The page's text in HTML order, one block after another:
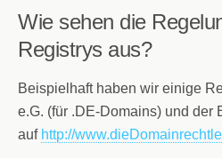
Wie sehen die
Registrys aus?
Beispielhaft haben wir einige
e.G. (für .DE-Domains) und der
auf http://